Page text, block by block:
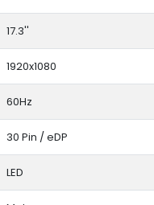
17.3''
1920x1080
60Hz
30 Pin / eDP
LED